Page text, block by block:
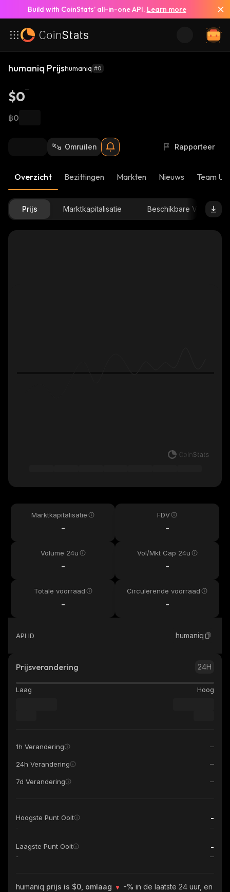
Build with CoinStats’ all-in-one API. Learn more
humaniq Prijshumaniq #0
$0
฿0
Omruilen Rapporteer
Overzicht Bezittingen Markten Nieuws Team
Prijs Marktkapitalisatie Beschikbare Voorraad
Marktkapitalisatie
-
FDV
-
Volume 24u
-
Vol/Mkt Cap 24u
-
Totale voorraad
-
Circulerende voorraad
-
API ID humaniq
Prijsverandering 24H
Laag Hoog
1h Verandering
24h Verandering
7d Verandering
Hoogste Punt Ooit -
-
Laagste Punt Ooit -
-
humaniq prijs is $0, omlaag -% in de laatste 24 uur, en